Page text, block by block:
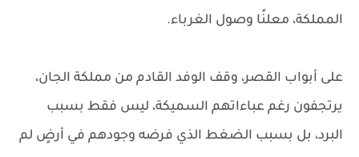
المملكة، معلنًا وصول الغرباء.
على أبواب القصر، وقف الوفد القادم من مملكة الجان،
يرتجفون رغم عباءاتهم السميكة، ليس فقط بسبب
البرد، بل بسبب الضغط الذي فرضه وجودهم في أرضٍ لم